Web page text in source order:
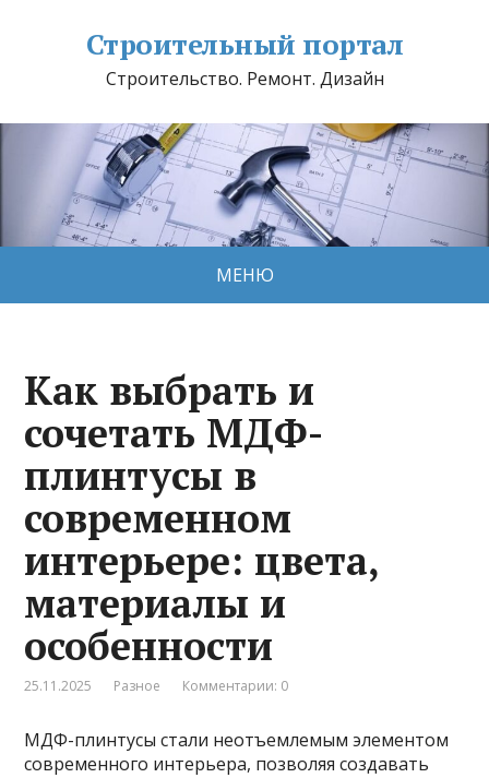
Строительный портал
Строительство. Ремонт. Дизайн
МЕНЮ
Как выбрать и
сочетать МДФ-
плинтусы в
современном
интерьере: цвета,
материалы и
особенности
25.11.2025 Разное Комментарии: 0
МДФ-плинтусы стали неотъемлемым элементом
современного интерьера, позволяя создавать